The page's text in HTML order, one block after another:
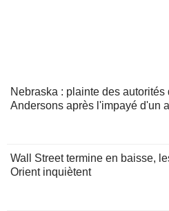
Nebraska : plainte des
Andersons après l'impayé d'un
Wall Street termine en baisse,
Orient inquiètent